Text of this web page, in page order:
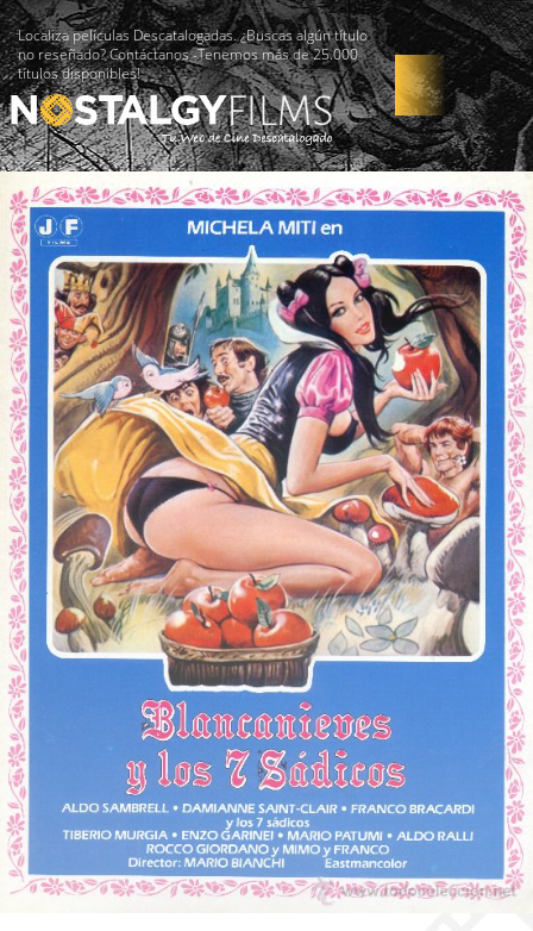
Localiza películas Descatalogadas. ¿Buscas algún título
no reseñado? Contáctanos -Tenemos más de 25.000
títulos disponibles!